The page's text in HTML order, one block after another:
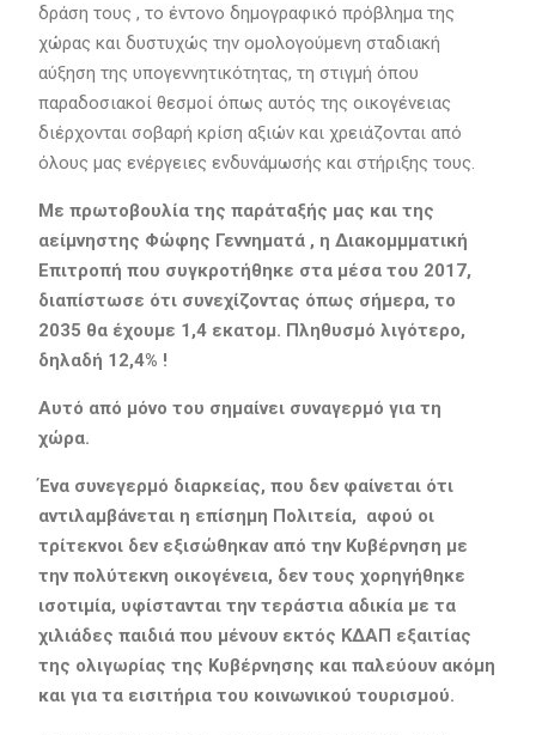
δράση τους , το έντονο δημογραφικό πρόβλημα της
χώρας και δυστυχώς την ομολογούμενη σταδιακή
αύξηση της υπογεννητικότητας, τη στιγμή όπου
παραδοσιακοί θεσμοί όπως αυτός της οικογένειας
διέρχονται σοβαρή κρίση αξιών και χρειάζονται από
όλους μας ενέργειες ενδυνάμωσής και στήριξης τους.
Με πρωτοβουλία της παράταξής μας και της
αείμνηστης Φώφης Γεννηματά , η Διακομμματική
Επιτροπή που συγκροτήθηκε στα μέσα του 2017,
διαπίστωσε ότι συνεχίζοντας όπως σήμερα, το
2035 θα έχουμε 1,4 εκατομ. Πληθυσμό λιγότερο,
δηλαδή 12,4% !
Αυτό από μόνο του σημαίνει συναγερμό για τη
χώρα.
Ένα συνεγερμό διαρκείας, που δεν φαίνεται ότι
αντιλαμβάνεται η επίσημη Πολιτεία, αφού οι
τρίτεκνοι δεν εξισώθηκαν από την Κυβέρνηση με
την πολύτεκνη οικογένεια, δεν τους χορηγήθηκε
ισοτιμία, υφίστανται την τεράστια αδικία με τα
χιλιάδες παιδιά που μένουν εκτός ΚΔΑΠ εξαιτίας
της ολιγωρίας της Κυβέρνησης και παλεύουν ακόμη
και για τα εισιτήρια του κοινωνικού τουρισμού.